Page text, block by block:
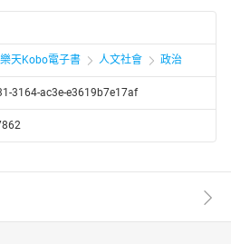
入政治，
出來的人，不但無法解決社會問
社會對立。本應共存的群眾被分化，
義。
投票、投入政治也沒用，最後還是
上由少數人制定的遊戲規則，除了
樂天Kobo電子書 人文社會 政治
3164-ac3e-e3619b7e17af